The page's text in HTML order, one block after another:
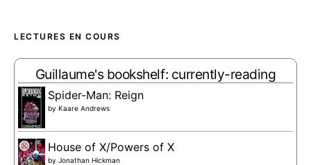
LECTURES EN COURS
Guillaume's bookshelf: currently-reading
Spider-Man: Reign
by Kaare Andrews
House of X/Powers of X
by Jonathan Hickman